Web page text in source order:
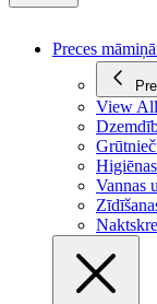
Preces
View All
Vannas